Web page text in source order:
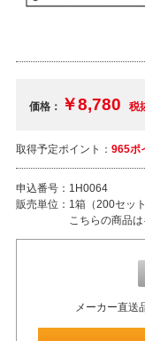
価格： ￥8,780 税
取得予定ポイント： 965ポ
申込番号： 1H0064
販売単位： 1箱（200セット
こちらの商品
メーカー直送